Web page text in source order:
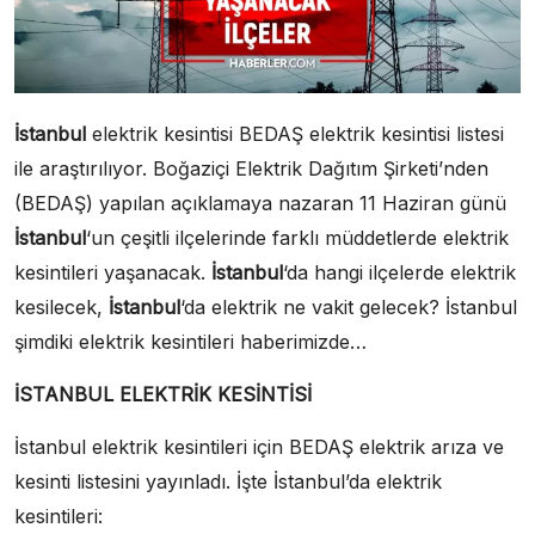
İstanbul elektrik kesintisi BEDAŞ elektrik kesintisi listesi
ile araştırılıyor. Boğaziçi Elektrik Dağıtım Şirketi’nden
(BEDAŞ) yapılan açıklamaya nazaran 11 Haziran günü
İstanbul‘un çeşitli ilçelerinde farklı müddetlerde elektrik
kesintileri yaşanacak. İstanbul‘da hangi ilçelerde elektrik
kesilecek, İstanbul‘da elektrik ne vakit gelecek? İstanbul
şimdiki elektrik kesintileri haberimizde…
İSTANBUL ELEKTRİK KESİNTİSİ
İstanbul elektrik kesintileri için BEDAŞ elektrik arıza ve
kesinti listesini yayınladı. İşte İstanbul’da elektrik
kesintileri: